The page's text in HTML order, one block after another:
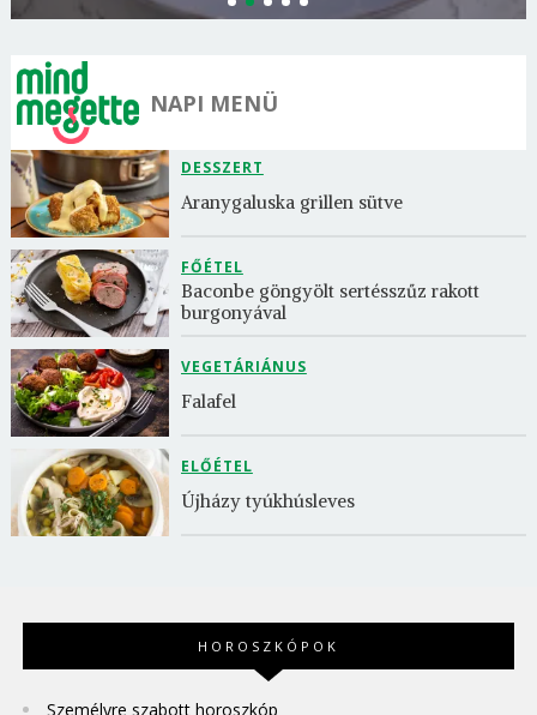
NAPI MENÜ
DESSZERT
Aranygaluska grillen sütve
FŐÉTEL
Baconbe göngyölt sertésszűz rakott
burgonyával
VEGETÁRIÁNUS
Falafel
ELŐÉTEL
Újházy tyúkhúsleves
HOROSZKÓPOK
Személyre szabott horoszkóp